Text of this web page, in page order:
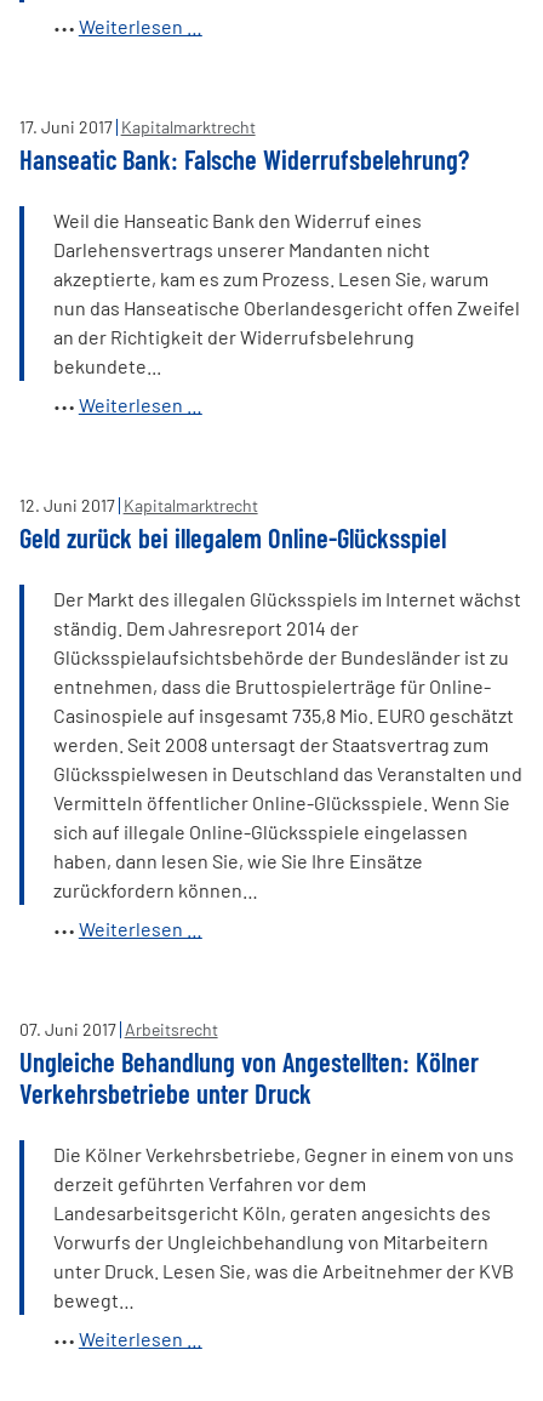
Weiterlesen …
spare
ich
der
Autofinanzierung?
17. Juni 2017 Kapitalmarktrecht
Hanseatic Bank: Falsche Widerrufsbelehrung?
Weil die Hanseatic Bank den Widerruf eines
Darlehensvertrags unserer Mandanten nicht
akzeptierte, kam es zum Prozess. Lesen Sie, warum
nun das Hanseatische Oberlandesgericht offen Zweifel
an der Richtigkeit der Widerrufsbelehrung
bekundete...
Weiterlesen …
12. Juni 2017 Kapitalmarktrecht
Geld zurück bei illegalem Online-Glücksspiel
Der Markt des illegalen Glücksspiels im Internet wächst
ständig. Dem Jahresreport 2014 der
Glücksspielaufsichtsbehörde der Bundesländer ist zu
entnehmen, dass die Bruttospielerträge für Online-
Casinospiele auf insgesamt 735,8 Mio. EURO geschätzt
werden. Seit 2008 untersagt der Staatsvertrag zum
Glücksspielwesen in Deutschland das Veranstalten und
Vermitteln öffentlicher Online-Glücksspiele. Wenn Sie
sich auf illegale Online-Glücksspiele eingelassen
haben, dann lesen Sie, wie Sie Ihre Einsätze
zurückfordern können…
Weiterlesen …
Online-
Glücksspiel
07. Juni 2017 Arbeitsrecht
Ungleiche Behandlung von Angestellten: Kölner
Verkehrsbetriebe unter Druck
Die Kölner Verkehrsbetriebe, Gegner in einem von uns
derzeit geführten Verfahren vor dem
Landesarbeitsgericht Köln, geraten angesichts des
Vorwurfs der Ungleichbehandlung von Mitarbeitern
unter Druck. Lesen Sie, was die Arbeitnehmer der KVB
bewegt…
Weiterlesen …